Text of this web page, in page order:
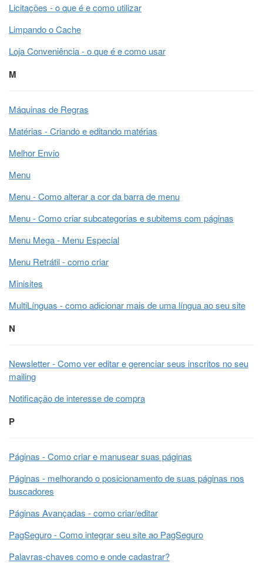
Licitações - o que é e como utilizar
Limpando o Cache
Loja Conveniência - o que é e como usar
M
Máquinas de Regras
Matérias - Criando e editando matérias
Melhor Envio
Menu
Menu - Como alterar a cor da barra de menu
Menu - Como criar subcategorias e subitems com páginas
Menu Mega - Menu Especial
Menu Retrátil - como criar
Minisites
MultiLínguas - como adicionar mais de uma língua ao seu site
N
Newsletter - Como ver editar e gerenciar seus inscritos no seu
mailing
Notificação de interesse de compra
P
Páginas - Como criar e manusear suas páginas
Páginas - melhorando o posicionamento de suas páginas nos
buscadores
Páginas Avançadas - como criar/editar
PagSeguro - Como integrar seu site ao PagSeguro
Palavras-chaves como e onde cadastrar?